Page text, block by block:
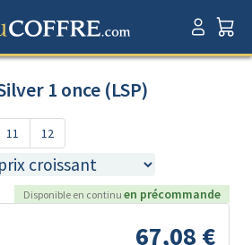
1 once (LSP)
11 12
Disponible en continu en précommande
67,08 €